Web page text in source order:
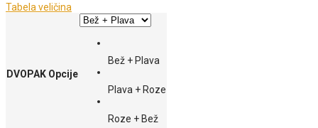
Tabela veličina
DVOPAK Opcije
Bež + Plava
Plava + Roze
Roze + Bež